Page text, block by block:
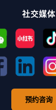
社交媒体
预约咨询